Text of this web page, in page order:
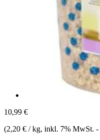
10,99 €
(2,20 € / kg, inkl. 7% MwSt. -